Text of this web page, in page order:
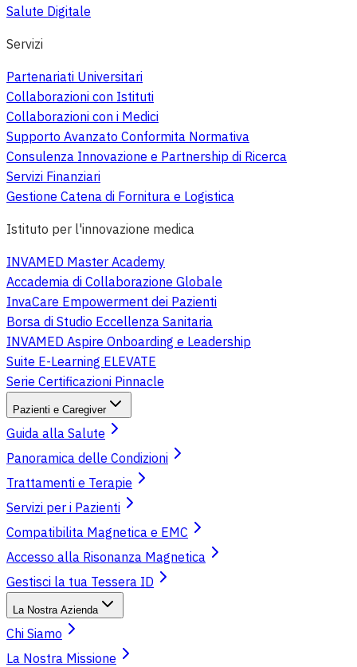
Salute Digitale
Servizi
Partenariati Universitari
Collaborazioni con Istituti
Collaborazioni con i Medici
Supporto Avanzato Conformita Normativa
Consulenza Innovazione e Partnership di Ricerca
Servizi Finanziari
Gestione Catena di Fornitura e Logistica
Istituto per l'innovazione medica
INVAMED Master Academy
Accademia di Collaborazione Globale
InvaCare Empowerment dei Pazienti
Borsa di Studio Eccellenza Sanitaria
INVAMED Aspire Onboarding e Leadership
Suite E-Learning ELEVATE
Serie Certificazioni Pinnacle
Pazienti e Caregiver
Guida alla Salute
Panoramica delle Condizioni
Trattamenti e Terapie
Servizi per i Pazienti
Compatibilita Magnetica e EMC
Accesso alla Risonanza Magnetica
Gestisci la tua Tessera ID
La Nostra Azienda
Chi Siamo
La Nostra Missione